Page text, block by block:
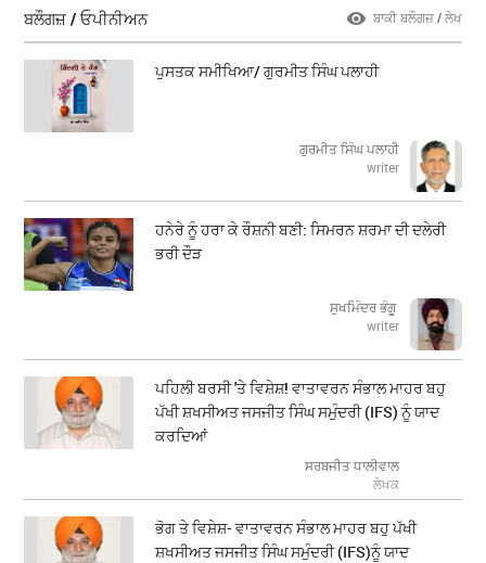
ਬਲੌਗਜ਼ / ਓਪੀਨੀਅਨ ਬਾਕੀ ਬਲੌਗਜ਼ / ਲੇਖ
ਪੁਸਤਕ ਸਮੀਖਿਆ/ ਗੁਰਮੀਤ ਸਿੰਘ ਪਲਾਹੀ
ਗੁਰਮੀਤ ਸਿੰਘ ਪਲਾਹੀ
writer
ਹਨੇਰੇ ਨੂੰ ਹਰਾ ਕੇ ਰੌਸ਼ਨੀ ਬਣੀ: ਸਿਮਰਨ ਸ਼ਰਮਾ ਦੀ ਦਲੇਰੀ
ਭਰੀ ਦੌੜ
ਸੁਖਮਿੰਦਰ ਭੰਗੂ
writer
ਪਹਿਲੀ ਬਰਸੀ 'ਤੇ ਵਿਸ਼ੇਸ਼! ਵਾਤਾਵਰਨ ਸੰਭਾਲ ਮਾਹਰ ਬਹੁ
ਪੱਖੀ ਸ਼ਖਸੀਅਤ ਜਸਜੀਤ ਸਿੰਘ ਸਮੁੰਦਰੀ (IFS) ਨੂੰ ਯਾਦ
ਕਰਦਿਆਂ
ਸਰਬਜੀਤ ਧਾਲੀਵਾਲ
ਲੇਖਕ
ਭੋਗ ਤੇ ਵਿਸ਼ੇਸ਼- ਵਾਤਾਵਰਨ ਸੰਭਾਲ ਮਾਹਰ ਬਹੁ ਪੱਖੀ
ਸ਼ਖਸੀਅਤ ਜਸਜੀਤ ਸਿੰਘ ਸਮੁੰਦਰੀ (IFS)ਨੂੰ ਯਾਦ